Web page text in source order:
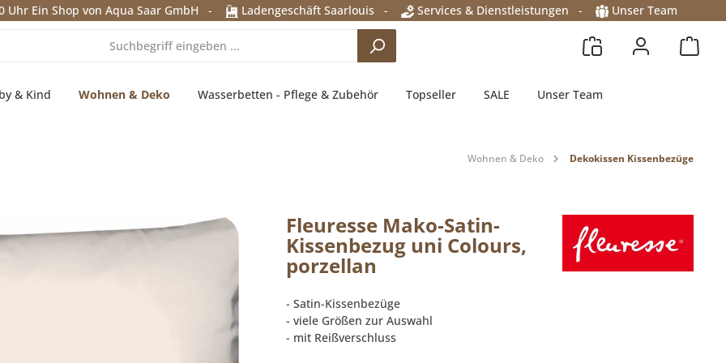
Uhr Ein Shop von Aqua Saar GmbH - Ladengeschäft Saarlouis - Services & Dienstleistungen - Unser Team
& Kind Wohnen & Deko Wasserbetten - Pflege & Zubehör Topseller SALE Unser Team
Wohnen & Deko Dekokissen Kissenbezüge
Fleuresse Mako-Satin-
Kissenbezug uni Colours,
porzellan
- Satin-Kissenbezüge
- viele Größen zur Auswahl
- mit Reißverschluss